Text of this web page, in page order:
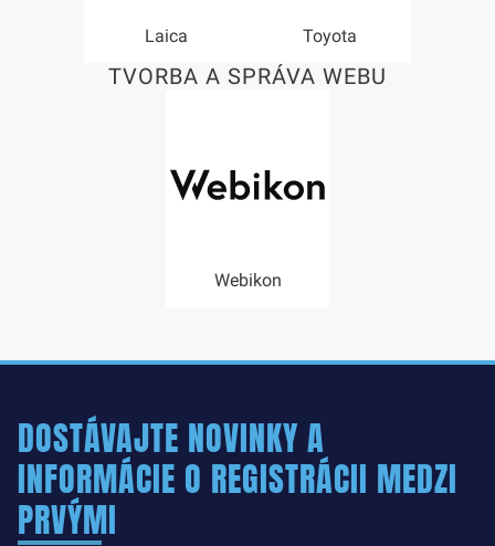
Laica Toyota
TVORBA A SPRÁVA WEBU
Webikon
DOSTÁVAJTE NOVINKY A
INFORMÁCIE O REGISTRÁCII MEDZI
PRVÝMI